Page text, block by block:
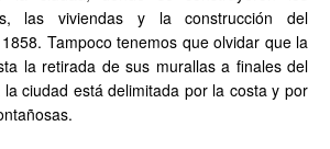
las viviendas y la construcción del
Tampoco tenemos que olvidar que la
la retirada de sus murallas a finales del
ciudad está delimitada por la costa y por